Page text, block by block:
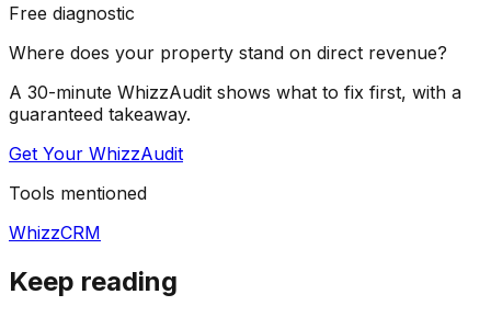
Free diagnostic
Where does your property stand on direct revenue?
A 30-minute WhizzAudit shows what to fix first, with a
guaranteed takeaway.
Get Your WhizzAudit
Tools mentioned
WhizzCRM
Keep reading